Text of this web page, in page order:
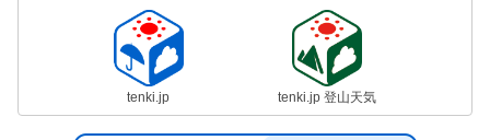
tenki.jp tenki.jp 登山天気